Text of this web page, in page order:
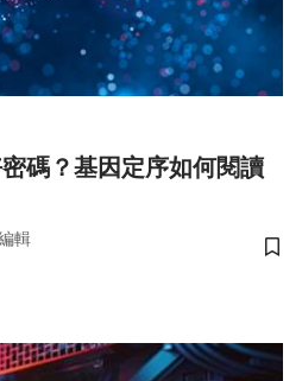
碼？基因定序如何閱讀
輯
儲